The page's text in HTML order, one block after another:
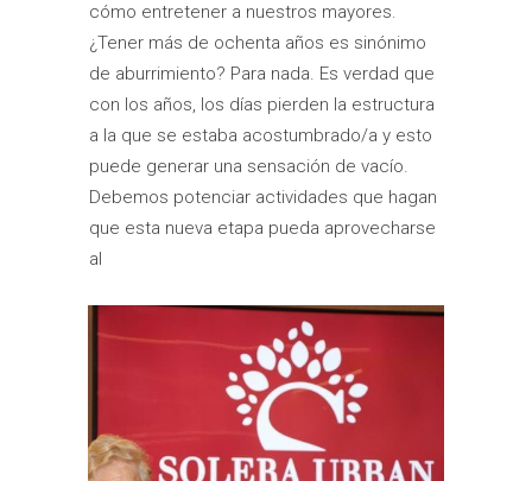
cómo entretener a nuestros mayores.
¿Tener más de ochenta años es sinónimo
de aburrimiento? Para nada. Es verdad que
con los años, los días pierden la estructura
a la que se estaba acostumbrado/a y esto
puede generar una sensación de vacío.
Debemos potenciar actividades que hagan
que esta nueva etapa pueda aprovecharse
al